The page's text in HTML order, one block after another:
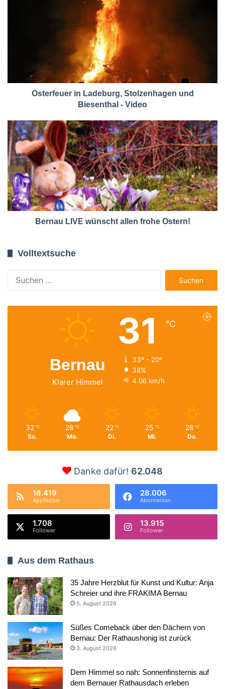
Osterfeuer in Ladeburg, Stolzenhagen und
Biesenthal - Video
Bernau LIVE wünscht allen frohe Ostern!
Volltextsuche
nach:
Bernau
Klarer Himmel
31 ℃
33º - 20º
38%
4.06 km/h
32 ℃
So.
28 ℃
Mo.
22 ℃
Di.
25 ℃
Mi.
28 ℃
Do.
Danke dafür! 62.048
18.419
AppNutzer
28.006
Abonnenten
1.708
Follower
13.915
Follower
Aus dem Rathaus
35 Jahre Herzblut für Kunst und Kultur: Anja
Schreier und ihre FRAKIMA Bernau
5. August 2026
Süßes Comeback über den Dächern von
Bernau: Der Rathaushonig ist zurück
3. August 2026
Dem Himmel so nah: Sonnenfinsternis auf
dem Bernauer Rathausdach erleben